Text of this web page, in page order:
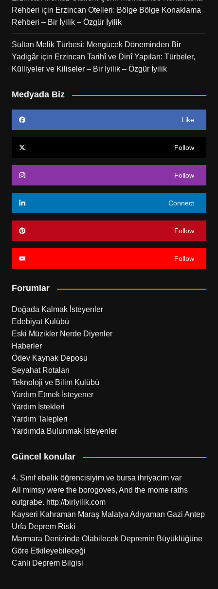
Rehberi için Erzincan Otelleri: Bölge Bölge Konaklama
Rehberi – Bir İyilik – Özgür İyilik
Sultan Melik Türbesi: Mengücek Döneminden Bir
Yadigâriçin Erzincan Tarihî ve Dinî Yapıları: Türbeler,
Külliyeler ve Kiliseler – Bir İyilik – Özgür İyilik
Medyada Biz
Like
Follow
Follow
Connect
Follow
Follow
Forumlar
Doğada Kalmak İsteyenler
Edebiyat Kulübü
Eski Müzikler Nerde Diyenler
Haberler
Ödev Kaynak Deposu
Seyahat Rotaları
Teknoloji ve Bilim Kulübü
Yardım Etmek İsteyener
Yardım İstekleri
Yardım Talepleri
Yardımda Bulunmak İsteyenler
Güncel konular
4. Sınıf ebelik öğrencisiyim ve bursa ihriyacim var
All mimsy were the borogoves, And the mome raths
outgrabe. http://biriyilik.com
Kayseri Kahraman Maraş Malatya Adıyaman Gazi Antep
Urfa Deprem Riski
Marmara Denizinde Olabilecek Depremin Büyüklüğüne
Göre Etkileyebileceği
Canlı Deprem Bilgisi